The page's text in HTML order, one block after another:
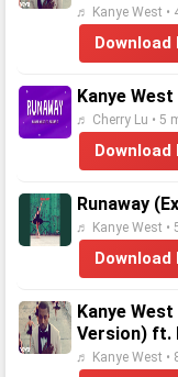
♬ Kanye West •
Download
Kanye
♬ Cherry Lu • 5
Download
Runaway
♬ Kanye West •
Download
Kanye
Version) ft.
♬ Kanye West •